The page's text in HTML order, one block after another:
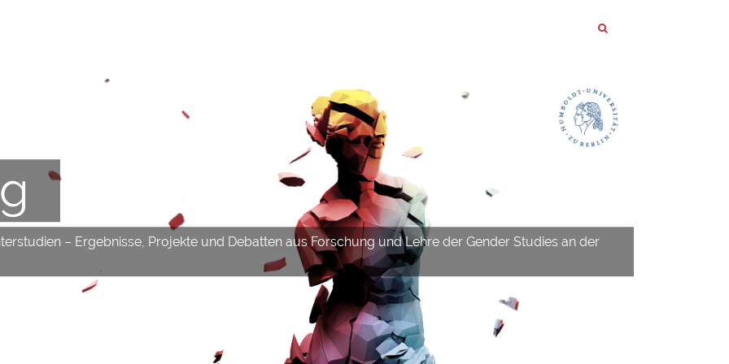
– Ergebnisse, Projekte und Debatten aus Forschung und Lehre der Gender Studies an der